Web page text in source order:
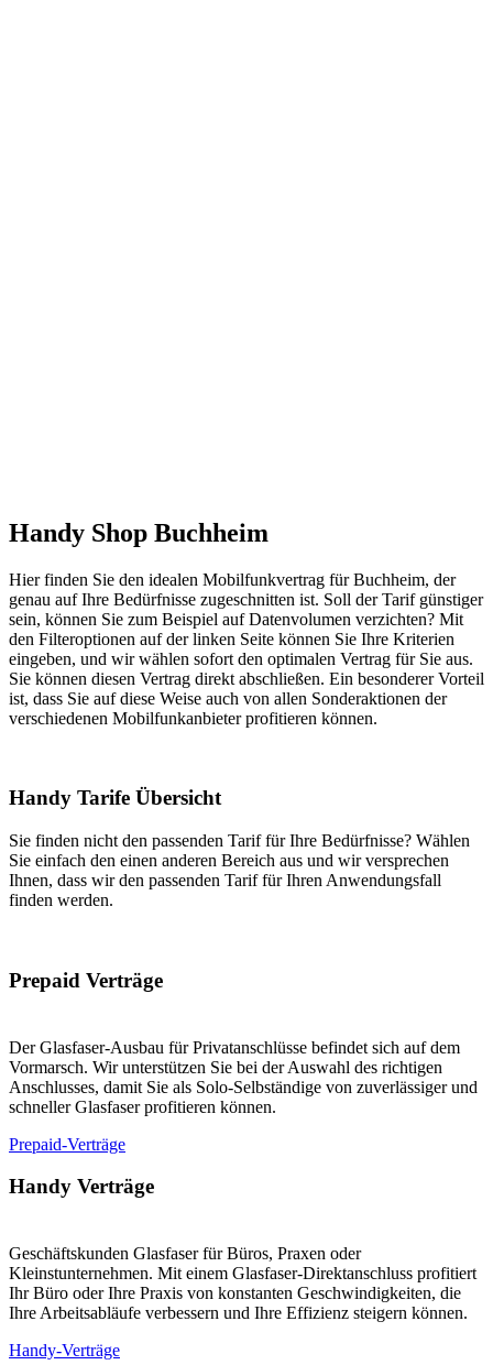
Handy Shop Buchheim
Hier finden Sie den idealen Mobilfunkvertrag für Buchheim, der
genau auf Ihre Bedürfnisse zugeschnitten ist. Soll der Tarif günstiger
sein, können Sie zum Beispiel auf Datenvolumen verzichten? Mit
den Filteroptionen auf der linken Seite können Sie Ihre Kriterien
eingeben, und wir wählen sofort den optimalen Vertrag für Sie aus.
Sie können diesen Vertrag direkt abschließen. Ein besonderer Vorteil
ist, dass Sie auf diese Weise auch von allen Sonderaktionen der
verschiedenen Mobilfunkanbieter profitieren können.
Handy Tarife Übersicht
Sie finden nicht den passenden Tarif für Ihre Bedürfnisse? Wählen
Sie einfach den einen anderen Bereich aus und wir versprechen
Ihnen, dass wir den passenden Tarif für Ihren Anwendungsfall
finden werden.
Prepaid Verträge
Der Glasfaser-Ausbau für Privatanschlüsse befindet sich auf dem
Vormarsch. Wir unterstützen Sie bei der Auswahl des richtigen
Anschlusses, damit Sie als Solo-Selbständige von zuverlässiger und
schneller Glasfaser profitieren können.
Prepaid-Verträge
Handy Verträge
Geschäftskunden Glasfaser für Büros, Praxen oder
Kleinstunternehmen. Mit einem Glasfaser-Direktanschluss profitiert
Ihr Büro oder Ihre Praxis von konstanten Geschwindigkeiten, die
Ihre Arbeitsabläufe verbessern und Ihre Effizienz steigern können.
Handy-Verträge